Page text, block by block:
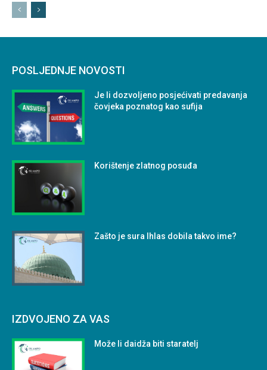
POSLJEDNJE NOVOSTI
Je li dozvoljeno posjećivati predavanja
čovjeka poznatog kao sufija
Korištenje zlatnog posuđa
Zašto je sura Ihlas dobila takvo ime?
IZDVOJENO ZA VAS
Može li daidža biti staratelj